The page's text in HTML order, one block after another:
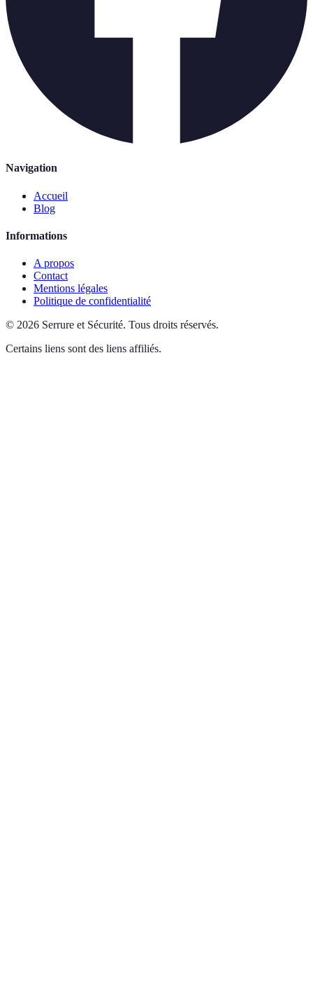
Navigation
Accueil
Blog
Informations
A propos
Contact
Mentions légales
Politique de confidentialité
© 2026 Serrure et Sécurité. Tous droits réservés.
Certains liens sont des liens affiliés.